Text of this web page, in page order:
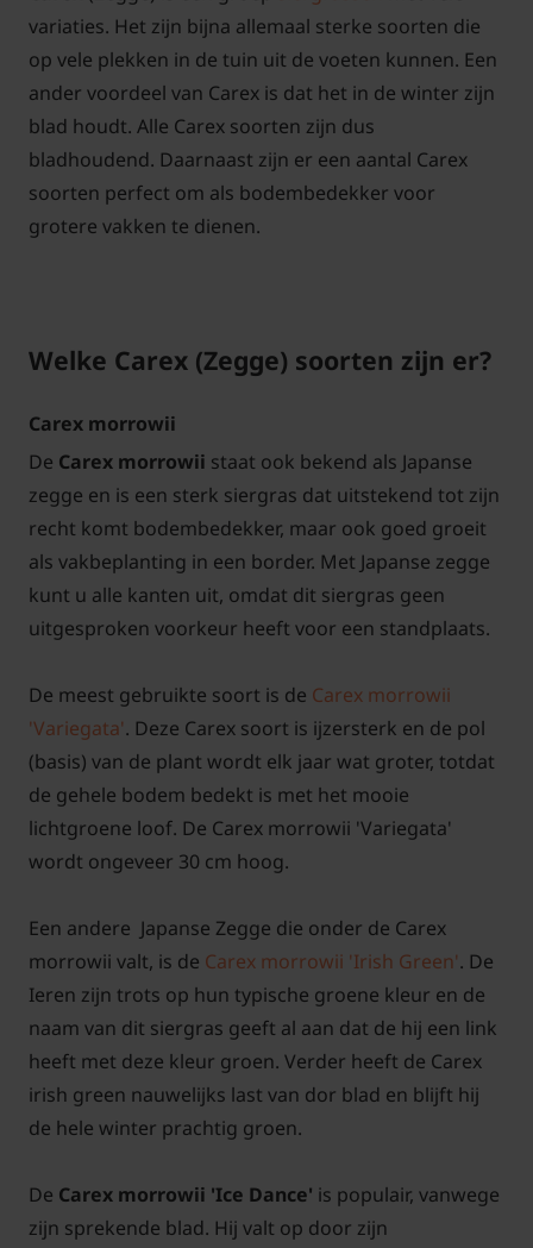
variaties. Het zijn bijna allemaal sterke soorten die
op vele plekken in de tuin uit de voeten kunnen. Een
ander voordeel van Carex is dat het in de winter zijn
blad houdt. Alle Carex soorten zijn dus
bladhoudend. Daarnaast zijn er een aantal Carex
soorten perfect om als bodembedekker voor
grotere vakken te dienen.
Welke Carex (Zegge) soorten zijn er?
Carex morrowii
De Carex morrowii staat ook bekend als Japanse
zegge en is een sterk siergras dat uitstekend tot zijn
recht komt bodembedekker, maar ook goed groeit
als vakbeplanting in een border. Met Japanse zegge
kunt u alle kanten uit, omdat dit siergras geen
uitgesproken voorkeur heeft voor een standplaats.
De meest gebruikte soort is de Carex morrowii
'Variegata'. Deze Carex soort is ijzersterk en de pol
(basis) van de plant wordt elk jaar wat groter, totdat
de gehele bodem bedekt is met het mooie
lichtgroene loof. De Carex morrowii 'Variegata'
wordt ongeveer 30 cm hoog.
Een andere Japanse Zegge die onder de Carex
morrowii valt, is de Carex morrowii 'Irish Green'. De
Ieren zijn trots op hun typische groene kleur en de
naam van dit siergras geeft al aan dat de hij een link
heeft met deze kleur groen. Verder heeft de Carex
irish green nauwelijks last van dor blad en blijft hij
de hele winter prachtig groen.
De Carex morrowii 'Ice Dance' is populair, vanwege
zijn sprekende blad. Hij valt op door zijn